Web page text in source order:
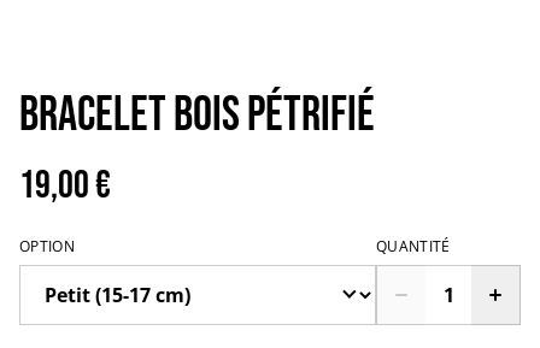
Bracelet bois pétrifié
19,00 €
OPTION QUANTITÉ